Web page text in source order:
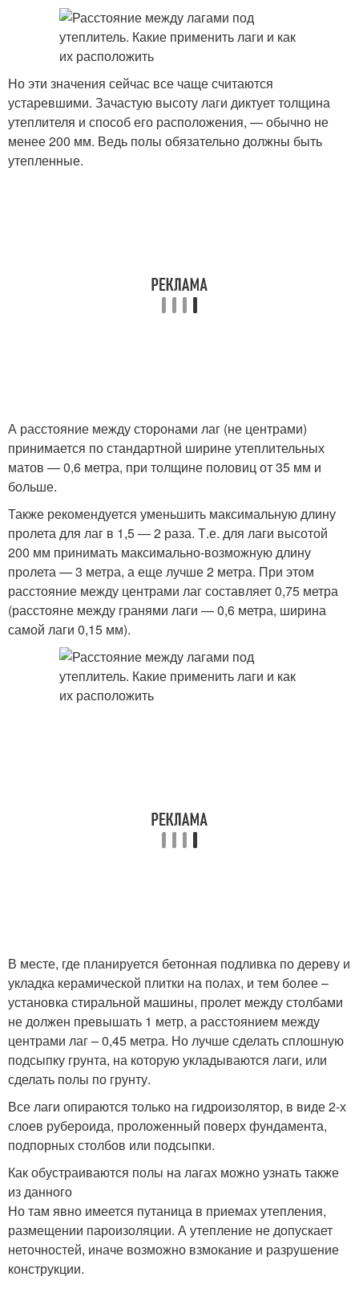
Но эти значения сейчас все чаще считаются
устаревшими. Зачастую высоту лаги диктует толщина
утеплителя и способ его расположения, — обычно не
менее 200 мм. Ведь полы обязательно должны быть
утепленные.
А расстояние между сторонами лаг (не центрами)
принимается по стандартной ширине утеплительных
матов — 0,6 метра, при толщине половиц от 35 мм и
больше.
Также рекомендуется уменьшить максимальную длину
пролета для лаг в 1,5 — 2 раза. Т.е. для лаги высотой
200 мм принимать максимально-возможную длину
пролета — 3 метра, а еще лучше 2 метра. При этом
расстояние между центрами лаг составляет 0,75 метра
(расстояне между гранями лаги — 0,6 метра, ширина
самой лаги 0,15 мм).
В месте, где планируется бетонная подливка по дереву и
укладка керамической плитки на полах, и тем более –
установка стиральной машины, пролет между столбами
не должен превышать 1 метр, а расстоянием между
центрами лаг – 0,45 метра. Но лучше сделать сплошную
подсыпку грунта, на которую укладываются лаги, или
сделать полы по грунту.
Все лаги опираются только на гидроизолятор, в виде 2-х
слоев рубероида, проложенный поверх фундамента,
подпорных столбов или подсыпки.
Как обустраиваются полы на лагах можно узнать также
из данного
Но там явно имеется путаница в приемах утепления,
размещении пароизоляции. А утепление не допускает
неточностей, иначе возможно взмокание и разрушение
конструкции.